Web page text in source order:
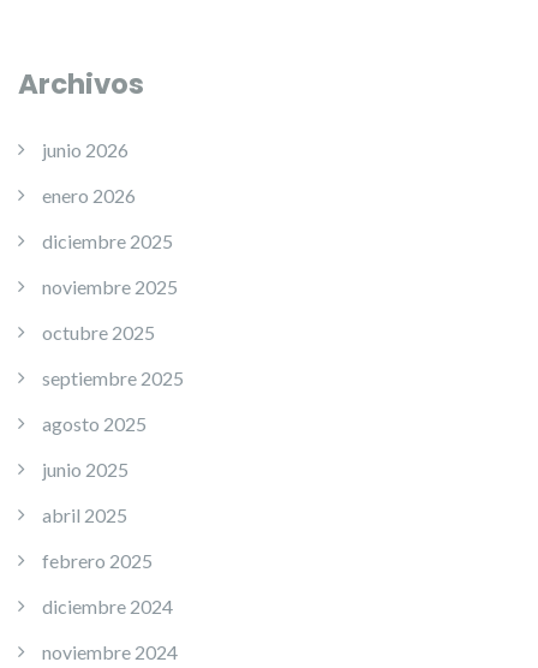
Archivos
junio 2026
enero 2026
diciembre 2025
noviembre 2025
octubre 2025
septiembre 2025
agosto 2025
junio 2025
abril 2025
febrero 2025
diciembre 2024
noviembre 2024